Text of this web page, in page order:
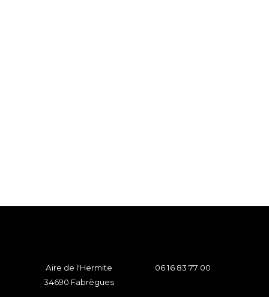
Aire de l'Hermite
34690 Fabrègues
06 16 83 77 00